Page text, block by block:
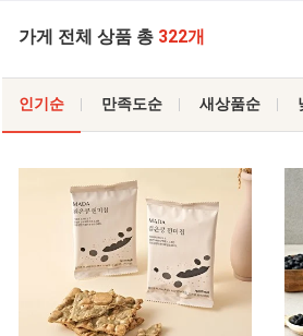
가게 전체 상품 총 322개
인기순 만족도순 새상품순